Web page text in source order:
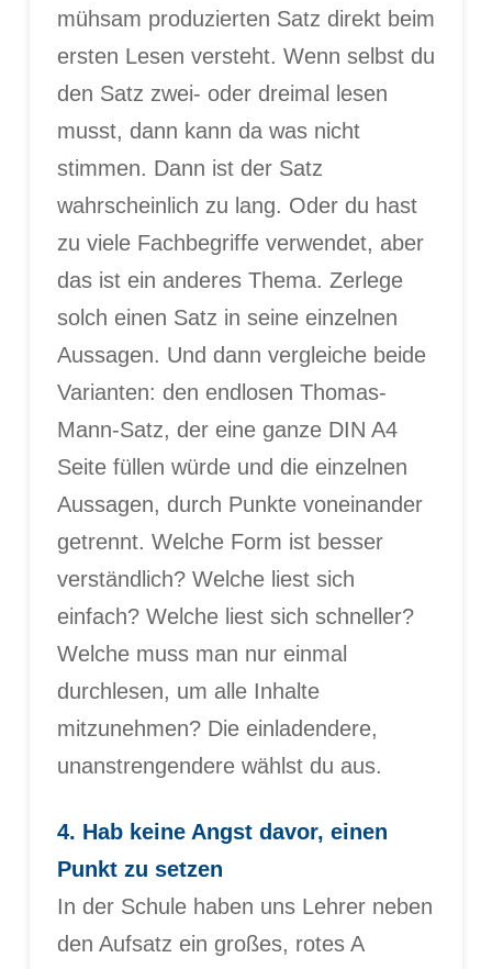
mühsam produzierten Satz direkt beim
ersten Lesen versteht. Wenn selbst du
den Satz zwei- oder dreimal lesen
musst, dann kann da was nicht
stimmen. Dann ist der Satz
wahrscheinlich zu lang. Oder du hast
zu viele Fachbegriffe verwendet, aber
das ist ein anderes Thema. Zerlege
solch einen Satz in seine einzelnen
Aussagen. Und dann vergleiche beide
Varianten: den endlosen Thomas-
Mann-Satz, der eine ganze DIN A4
Seite füllen würde und die einzelnen
Aussagen, durch Punkte voneinander
getrennt. Welche Form ist besser
verständlich? Welche liest sich
einfach? Welche liest sich schneller?
Welche muss man nur einmal
durchlesen, um alle Inhalte
mitzunehmen? Die einladendere,
unanstrengendere wählst du aus.
4. Hab keine Angst davor, einen
Punkt zu setzen
In der Schule haben uns Lehrer neben
den Aufsatz ein großes, rotes A